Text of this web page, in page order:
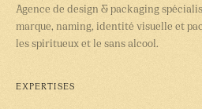
Agence de design & packaging
marque, naming, identité visuelle et
les spiritueux et le sans alcool.
EXPERTISES